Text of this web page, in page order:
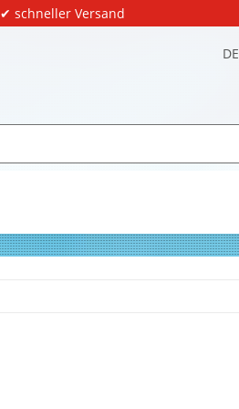
✔ schneller Versand
DE